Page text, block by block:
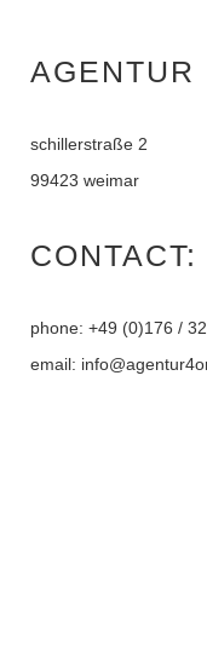
AGENTUR
schillerstraße 2
99423 weimar
CONTACT:
phone: +49 (0)176 /
email: